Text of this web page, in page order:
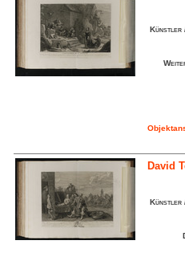
Künstler
David
Künstler